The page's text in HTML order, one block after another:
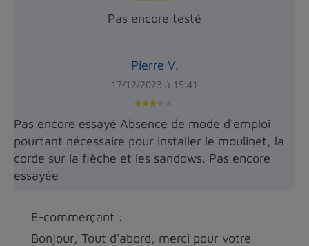
Pas encore testé
Pierre V.
17/12/2023 à 15:41
Pas encore essayé Absence de mode d'emploi
pourtant nécessaire pour installer le moulinet, la
corde sur la flèche et les sandows. Pas encore
essayée
E-commerçant :
Bonjour, Tout d'abord, merci pour votre